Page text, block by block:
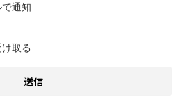
通知
取る